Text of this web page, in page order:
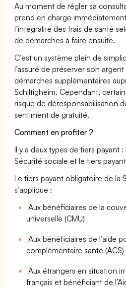
Au moment de régler sa
prend en charge
l’intégralité des frais de santé
de démarches à faire ensuite.
C’est un système plein de
l’assuré de préserver son
démarches supplémentaires
Schiltigheim. Cependant,
risque de déresponsabilisation
sentiment de gratuité.
Comment en profiter ?
Il y a deux types de tiers payant
Sécurité sociale et le tiers
Le tiers payant obligatoire de la
s’applique :
Aux bénéficiaires de la
universelle (CMU)
Aux bénéficiaires de l’aide
complémentaire santé (ACS)
Aux étrangers en situation
français et bénéficiant de